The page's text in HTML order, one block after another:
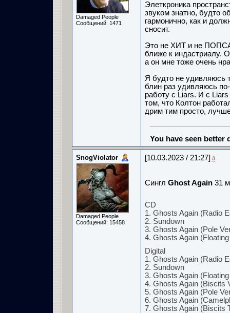
Damaged People
Сообщений: 1471
Элеткроника
звуком знатно, будто
гармонично, как и
сносит.
Это не ХИТ и не
ближе к индастриалу.
а он мне тоже очень
Я будто не удивляюсь
блин раз удивляюсь
работу с Liars. И с
том, что Колтон
дрим тим просто,
You have seen better
SnogViolator
Damaged People
Сообщений: 15458
[10.03.2023 / 21:27] #
Сингл Ghost Again31
CD
1. Ghosts Again (Radio
2. Sundown
3. Ghosts Again (Pole
4. Ghosts Again
Digital
1. Ghosts Again (Radio
2. Sundown
3. Ghosts Again
4. Ghosts Again (Biscits
5. Ghosts Again (Pole
6. Ghosts Again
7. Ghosts Again (Biscits